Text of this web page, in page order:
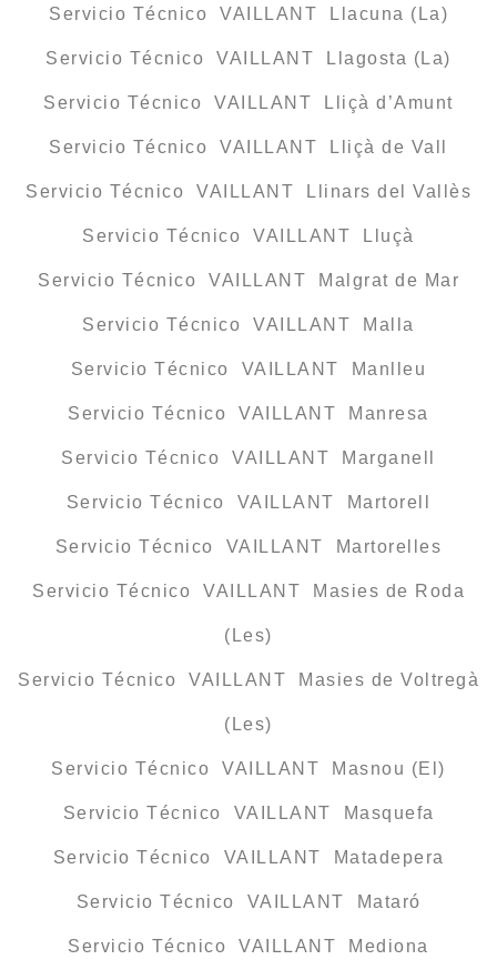
Servicio Técnico VAILLANT Llacuna (La)
Servicio Técnico VAILLANT Llagosta (La)
Servicio Técnico VAILLANT Lliçà d’Amunt
Servicio Técnico VAILLANT Lliçà de Vall
Servicio Técnico VAILLANT Llinars del Vallès
Servicio Técnico VAILLANT Lluçà
Servicio Técnico VAILLANT Malgrat de Mar
Servicio Técnico VAILLANT Malla
Servicio Técnico VAILLANT Manlleu
Servicio Técnico VAILLANT Manresa
Servicio Técnico VAILLANT Marganell
Servicio Técnico VAILLANT Martorell
Servicio Técnico VAILLANT Martorelles
Servicio Técnico VAILLANT Masies de Roda
(Les)
Servicio Técnico VAILLANT Masies de Voltregà
(Les)
Servicio Técnico VAILLANT Masnou (El)
Servicio Técnico VAILLANT Masquefa
Servicio Técnico VAILLANT Matadepera
Servicio Técnico VAILLANT Mataró
Servicio Técnico VAILLANT Mediona